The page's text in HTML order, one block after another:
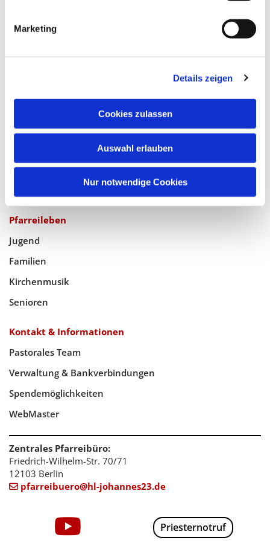
Marketing
Details zeigen
Cookies zulassen
Auswahl erlauben
Nur notwendige Cookies
Katholische Kirchengemeinde
Tempelhof-Buckow
Gottesdienste
Geistlicher Raum
Pfarreileben
Jugend
Familien
Kirchenmusik
Senioren
Kontakt & Informationen
Pastorales Team
Verwaltung & Bankverbindungen
Spendemöglichkeiten
WebMaster
Zentrales Pfarreibüro:
Friedrich-Wilhelm-Str. 70/71
12103 Berlin
 pfarreibuero@hl-johannes23.de
Priesternotruf